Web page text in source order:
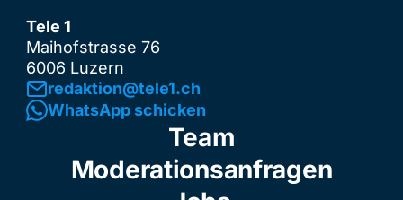
Tele 1
Maihofstrasse 76
6006 Luzern
redaktion@tele1.ch
WhatsApp schicken
Team
Moderationsanfragen